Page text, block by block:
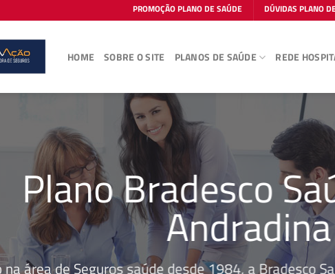
PROMOÇÃO PLANO DE SAÚDE DÚVIDAS PLANO
HOME SOBRE O SITE PLANOS DE SAÚDE REDE
Plano Bradesco
Andradina
na área de Seguros saúde desde 1984, a Bradesco